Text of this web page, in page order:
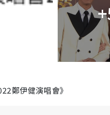
鄭伊健演唱會》